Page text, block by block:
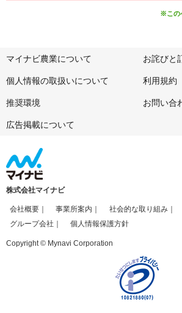
※この
マイナビ農業について お詫びと
個人情報の取扱いについて 利用規約
推奨環境 お問い合
広告掲載について
株式会社マイナビ
会社概要 事業所案内 社会的な取り組み
グループ会社
個人情報保護方針
Copyright © Mynavi Corporation